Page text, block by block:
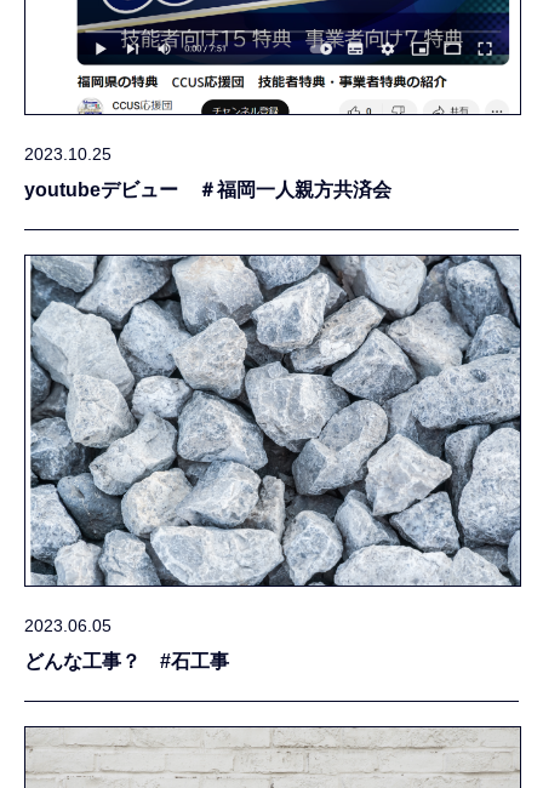
2023.10.25
youtubeデビュー ＃福岡一人親方共済会
2023.06.05
どんな工事？ #石工事